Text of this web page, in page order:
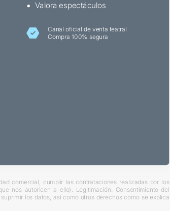
Valora espectáculos
Canal oficial de venta teatral
Compra 100% segura
comercial, cumplir las contrataciones realizadas por los
nos autoricen a ello). Legitimación: Consentimiento del
los datos, así como otros derechos como se explica